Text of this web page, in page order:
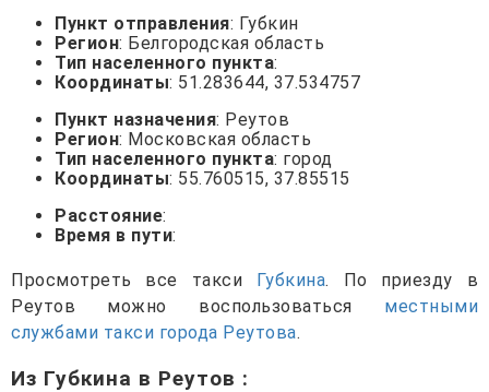
Пункт отправления: Губкин
Регион: Белгородская область
Тип населенного пункта:
Координаты: 51.283644, 37.534757
Пункт назначения: Реутов
Регион: Московская область
Тип населенного пункта: город
Координаты: 55.760515, 37.85515
Расстояние:
Время в пути:
Просмотреть все такси Губкина. По приезду в
Реутов можно воспользоваться местными
службами такси города Реутова.
Из Губкина в Реутов :